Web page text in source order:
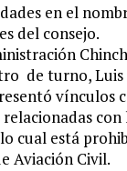
en el
del consejo.
de turno, Luis
vínculos
relacionadas
cual está
Aviación Civil.